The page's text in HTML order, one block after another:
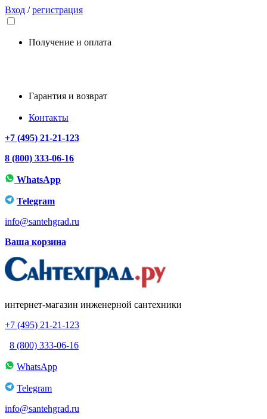
Вход /регистрация
Получение и оплата
Гарантия и возврат
Контакты
+7 (495) 21-21-123
8 (800) 333-06-16
WhatsApp
Telegram
info@santehgrad.ru
Ваша корзина
интернет-магазин инженерной сантехники
+7 (495) 21-21-123
8 (800) 333-06-16
WhatsApp
Telegram
info@santehgrad.ru